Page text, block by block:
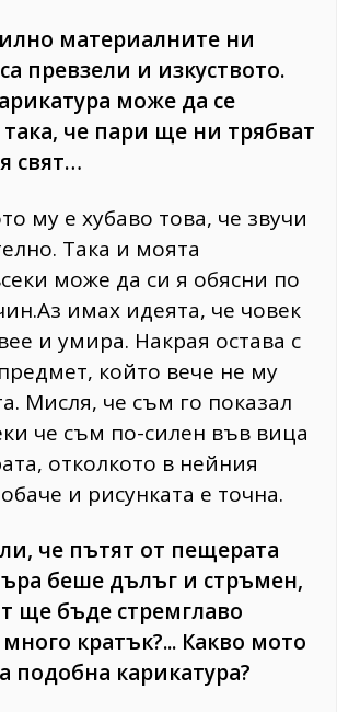
материалните ни
превзели и изкуството.
може да се
че пари ще ни трябват
свят…
му е хубаво това, че звучи
Така и моята
може да си я обясни по
имах идеята, че човек
и умира. Накрая остава с
който вече не му
Мисля, че съм го показал
че съм по-силен във вица
отколкото в нейния
и рисунката е точна.
че пътят от пещерата
беше дълъг и стръмен,
ще бъде стремглаво
кратък?... Какво мото
подобна карикатура?